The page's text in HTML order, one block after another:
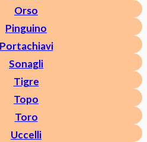
Orso
Pinguino
Portachiavi
Sonagli
Tigre
Topo
Toro
Uccelli